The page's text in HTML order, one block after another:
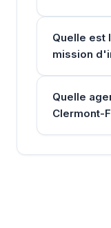
Quelle est
mission
Quelle
Clermont-